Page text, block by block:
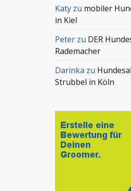
Katy zu mobiler
in Kiel
Peter zu DER
Rademacher
Darinka zu
Strubbel in Köln